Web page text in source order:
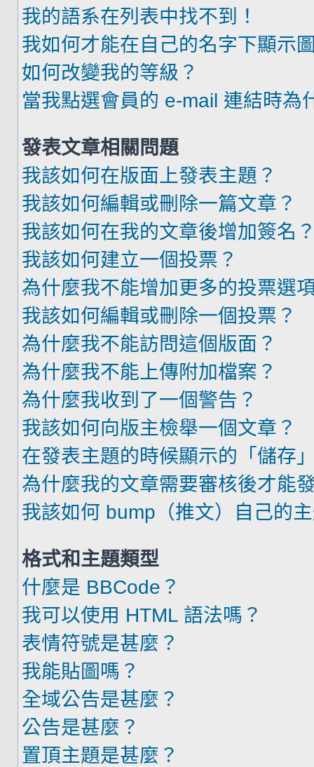
我的語系在列表中找不到！
我如何才能在自己的名字下顯示
如何改變我的等級？
當我點選會員的 e-mail 連結時為
發表文章相關問題
我該如何在版面上發表主題？
我該如何編輯或刪除一篇文章？
我該如何在我的文章後增加簽名
我該如何建立一個投票？
為什麼我不能增加更多的投票選
我該如何編輯或刪除一個投票？
為什麼我不能訪問這個版面？
為什麼我不能上傳附加檔案？
為什麼我收到了一個警告？
我該如何向版主檢舉一個文章？
在發表主題的時候顯示的「儲存
為什麼我的文章需要審核後才能
我該如何 bump（推文）自己的
格式和主題類型
什麼是 BBCode？
我可以使用 HTML 語法嗎？
表情符號是甚麼？
我能貼圖嗎？
全域公告是甚麼？
公告是甚麼？
置頂主題是甚麼？